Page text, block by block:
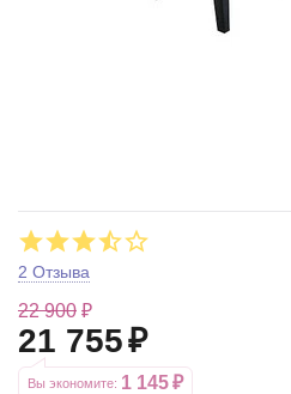
2 Отзыва
22 900 ₽
21 755₽
Вы экономите: 1 145₽